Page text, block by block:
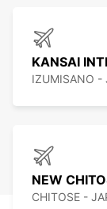
KANSAI
IZUMISANO -
NEW
CHITOSE -